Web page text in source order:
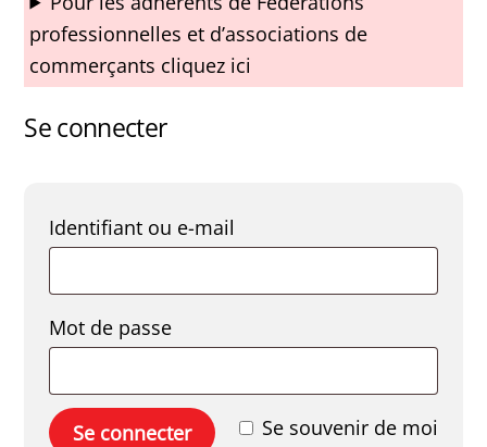
professionnelles et d’associations de
commerçants cliquez ici
Se connecter
Identifiant ou e-mail
Mot de passe
Se souvenir de moi
Se connecter